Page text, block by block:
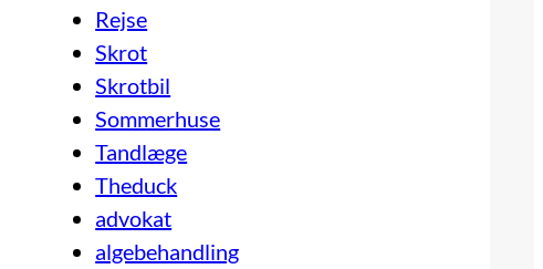
Rejse
Skrot
Skrotbil
Sommerhuse
Tandlæge
Theduck
advokat
algebehandling